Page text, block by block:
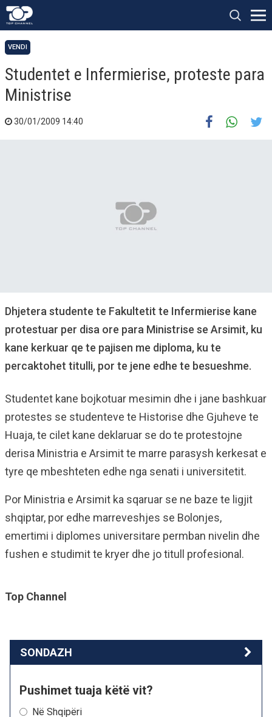
VENDI
Studentet e Infermierise, proteste para
Ministrise
30/01/2009 14:40
Dhjetera studente te Fakultetit te Infermierise kane
protestuar per disa ore para Ministrise se Arsimit, ku
kane kerkuar qe te pajisen me diploma, ku te
percaktohet titulli, por te jene edhe te besueshme.
Studentet kane bojkotuar mesimin dhe i jane bashkuar
protestes se studenteve te Historise dhe Gjuheve te
Huaja, te cilet kane deklaruar se do te protestojne
derisa Ministria e Arsimit te marre parasysh kerkesat e
tyre qe mbeshteten edhe nga senati i universitetit.
Por Ministria e Arsimit ka sqaruar se ne baze te ligjit
shqiptar, por edhe marreveshjes se Bolonjes,
emertimi i diplomes universitare permban nivelin dhe
fushen e studimit te kryer dhe jo titull profesional.
Top Channel
SONDAZH
Pushimet tuaja këtë vit?
Në Shqipëri